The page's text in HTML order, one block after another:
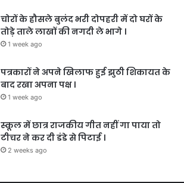
चोरों के हौसले बुलंद भरी दोपहरी में दो घरों के
तोड़े ताले लाखों की नगदी ले भागे ।
1 week ago
पत्रकारों ने अपने खिलाफ हुई झुठी शिकायत के
बाद रखा अपना पक्ष ।
1 week ago
स्कूल में छात्र राजकीय गीत नहीं गा पाया तो
टीचर ने कर दी डंडे से पिटाई ।
2 weeks ago